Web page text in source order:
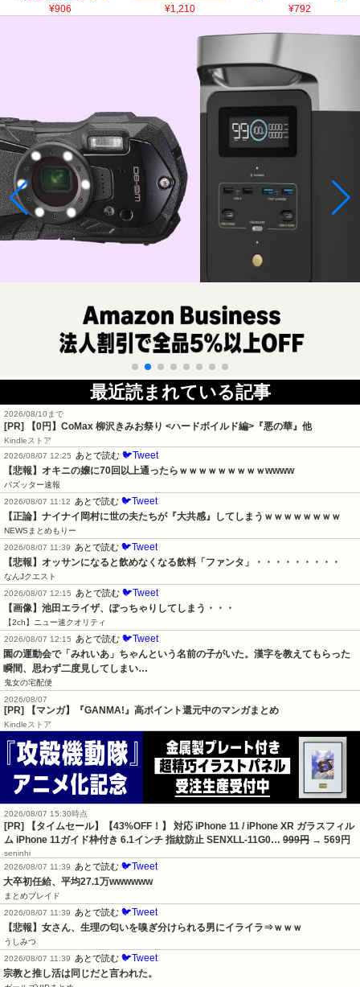
¥906 ¥1,210 ¥792
最近読まれている記事
2026/08/10まで
[PR] 【0円】CoMax 柳沢きみお祭り <ハードボイルド編>『悪の華』他
Kindleストア
2026/08/07 12:25
あとで読む 🐦Tweet
【悲報】オキニの嬢に70回以上通ったらｗｗｗｗｗｗｗｗｗwwww
バズッター速報
2026/08/07 11:12
あとで読む 🐦Tweet
【正論】ナイナイ岡村に世の夫たちが『大共感』してしまうｗｗｗｗｗｗｗｗ
NEWSまとめもりー
2026/08/07 11:39
あとで読む 🐦Tweet
【悲報】オッサンになると飲めなくなる飲料「ファンタ」・・・・・・・・・
なんJクエスト
2026/08/07 12:15
あとで読む 🐦Tweet
【画像】池田エライザ、ぽっちゃりしてしまう・・・
【2ch】ニュー速クオリティ
2026/08/07 12:15
あとで読む 🐦Tweet
園の運動会で「みれいあ」ちゃんという名前の子がいた。漢字を教えてもらった
瞬間、思わず二度見してしまい…
鬼女の宅配便
2026/08/07
[PR] 【マンガ】『GANMA!』高ポイント還元中のマンガまとめ
Kindleストア
2026/08/07 15:30時点
[PR] 【タイムセール】【43%OFF！】 対応 iPhone 11 / iPhone XR ガラスフィル
ム iPhone 11ガイド枠付き 6.1インチ 指紋防止 SENXLL-11G0… 999円 → 569円
seninhi
2026/08/07 11:39
あとで読む 🐦Tweet
大卒初任給、平均27.1万wwwwww
まとめブレイド
2026/08/07 11:39
あとで読む 🐦Tweet
【悲報】女さん、生理の匂いを嗅ぎ分けられる男にイライラ⇒ｗｗｗ
うしみつ
2026/08/07 11:39
あとで読む 🐦Tweet
宗教と推し活は同じだと言われた。